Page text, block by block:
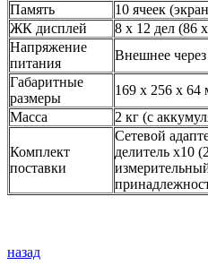
Память
10 ячеек
ЖК дисплей
8 х 12 дел (86
Напряжение
питания
Внешнее
Габаритные
размеры
169 x 256 x 64
Масса
2 кг (с
Комплект
поставки
Сетевой
делитель х10
назад